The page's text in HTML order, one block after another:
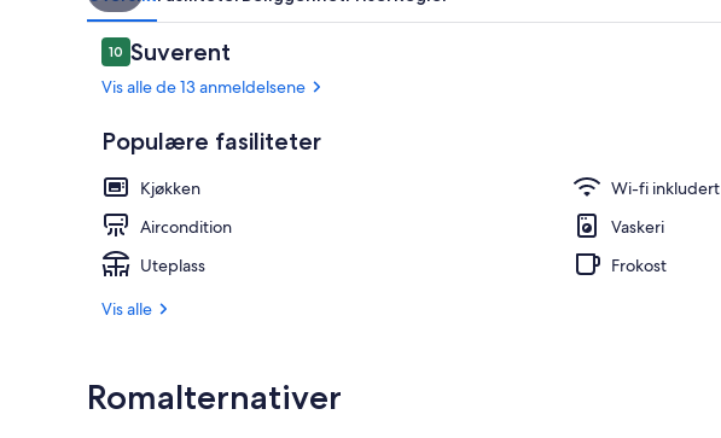
Anmeldelser
1010 av 10 –
Suverent
Vis alle de 13 anmeldelsene
Populære fasiliteter
Kjøkken
Wi-fi inkludert
Aircondition
Vaskeri
Uteplass
Frokost
Vis alle
Romalternativer